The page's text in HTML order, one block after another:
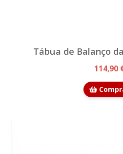
Tábua de Balanço
114,90